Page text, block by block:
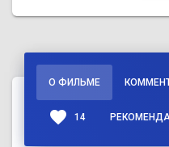
О ФИЛЬМЕ
favorite 14